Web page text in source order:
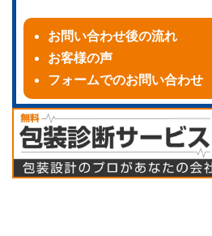
お問い合わせ後の流れ
お客様の声
フォームでのお問い合わせ